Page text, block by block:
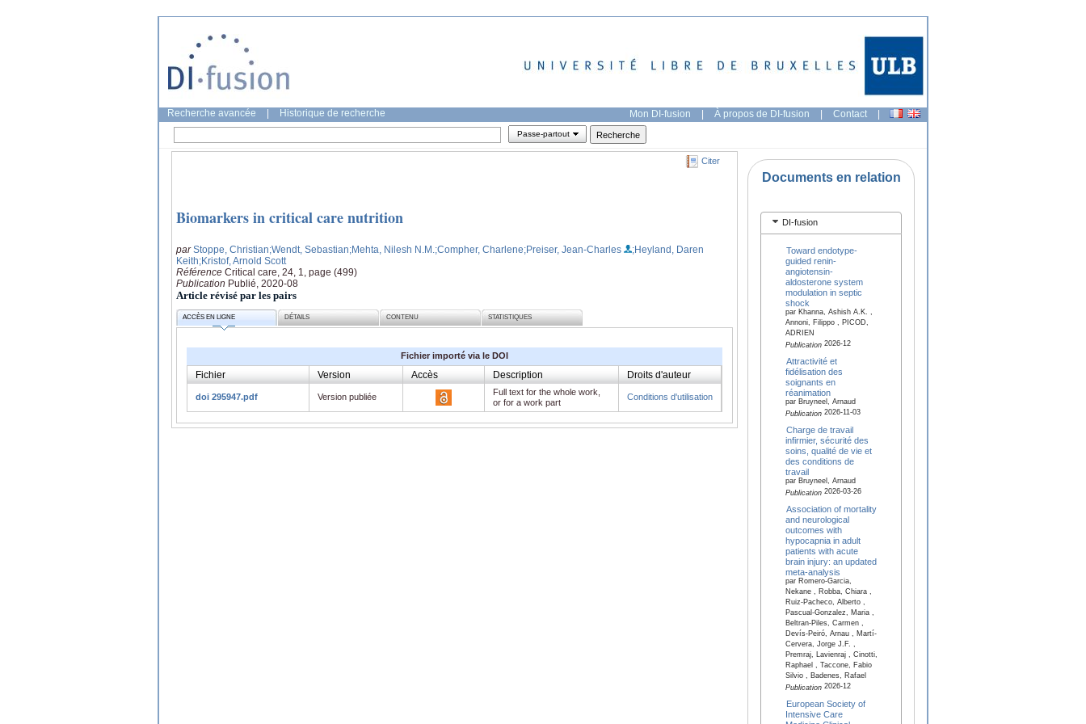
Recherche avancée Historique de recherche Mon DI-fusion | À propos de DI-fusion | Contact |
Passe-partout
Citer
Biomarkers in critical care nutrition
parStoppe, Christian;Wendt, Sebastian;Mehta, Nilesh N.M. ;Compher, Charlene;Preiser, Jean-Charles
;Heyland, Daren
Keith;Kristof, Arnold Scott
Référence Critical care, 24, 1, page (499)
Publication Publié, 2020-08
Article révisé par les pairs
ACCÈS EN LIGNE DÉTAILS CONTENU STATISTIQUES
Fichier importé via le DOI
Fichier Version Accès Description Droits d'auteur
doi 295947.pdf Version publiée
Full text for the whole work,
or for a work part
Conditions d'utilisation
Documents en relation
DI-fusion
Toward endotype-
guided renin-
angiotensin-
aldosterone system
modulation in septic
shock
par Khanna, Ashish A.K. ,
Annoni, Filippo , PICOD,
ADRIEN
Publication2026-12
Attractivité et
fidélisation des
soignants en
réanimation
par Bruyneel, Arnaud
Publication2026-11-03
Charge de travail
infirmier, sécurité des
soins, qualité de vie et
des conditions de
travail
par Bruyneel, Arnaud
Publication2026-03-26
Association of mortality
and neurological
outcomes with
hypocapnia in adult
patients with acute
brain injury: an updated
meta-analysis
par Romero-Garcia,
Nekane , Robba, Chiara ,
Ruiz-Pacheco, Alberto ,
Pascual-Gonzalez, Maria ,
Beltran-Piles, Carmen ,
Devís-Peiró, Arnau , Martí-
Cervera, Jorge J.F. ,
Premraj, Lavienraj , Cinotti,
Raphael , Taccone, Fabio
Silvio , Badenes, Rafael
Publication2026-12
European Society of
Intensive Care